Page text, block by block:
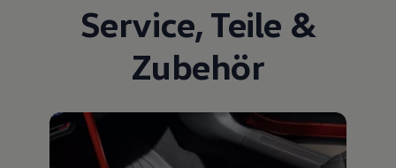
Service, Teile &
Zubehör